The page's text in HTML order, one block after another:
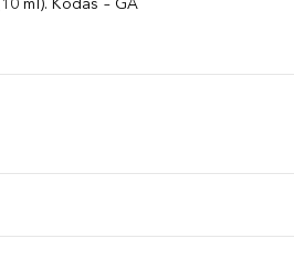
ml). Kodas – GA